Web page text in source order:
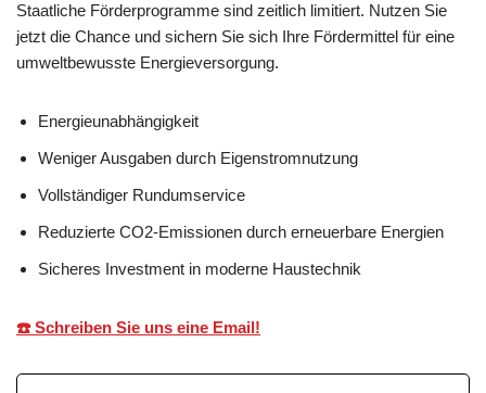
Staatliche Förderprogramme sind zeitlich limitiert. Nutzen Sie
jetzt die Chance und sichern Sie sich Ihre Fördermittel für eine
umweltbewusste Energieversorgung.
Energieunabhängigkeit
Weniger Ausgaben durch Eigenstromnutzung
Vollständiger Rundumservice
Reduzierte CO2-Emissionen durch erneuerbare Energien
Sicheres Investment in moderne Haustechnik
☎️ Schreiben Sie uns eine Email!